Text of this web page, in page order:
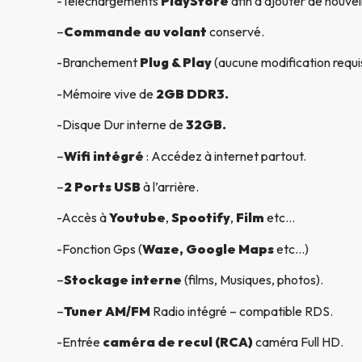
–Commande au volant conservé.
-Branchement Plug & Play(aucune modification
-Mémoire vive de 2GB DDR3.
-Disque Dur interne de32GB.
–Wifi intégré : Accédez à internet partout.
–2 Ports USBà l’arrière.
-Accès àYoutube, Spootify, Film etc…
-Fonction Gps (Waze, Google Mapsetc…)
–Stockage interne (films, Musiques, photos).
–Tuner AM/FM Radio intégré – compatible RDS.
-Entrée caméra de recul (RCA)caméra Full HD.